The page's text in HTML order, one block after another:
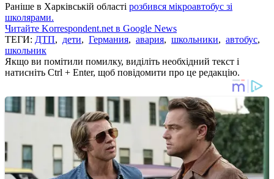
Раніше в Харківській області розбився мікроавтобус зі
школярами.
Читайте Korrespondent.net в Google News
ТЕГИ: ДТП, дети, Германия, авария, школьники, автобус,
школьник
Якщо ви помітили помилку, виділіть необхідний текст і
натисніть Ctrl + Enter, щоб повідомити про це редакцію.